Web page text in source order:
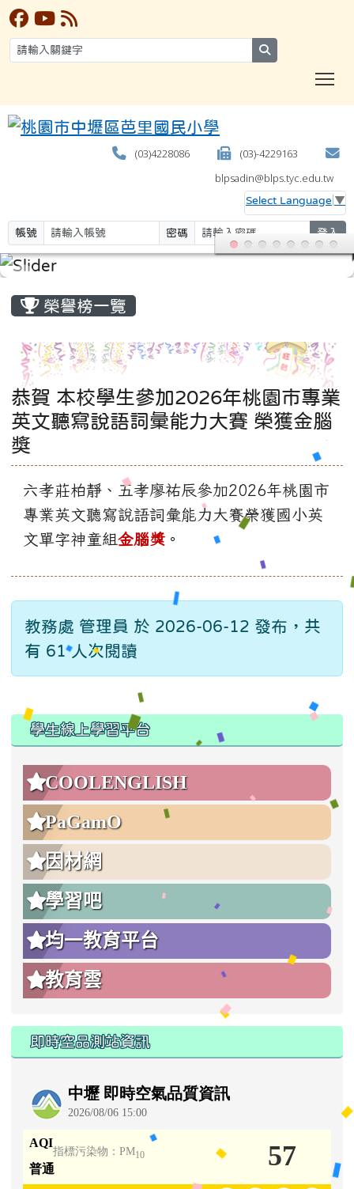
(03)4228086
(03)-4229163
blpsadin@blps.tyc.edu.tw
Select Language ▼
帳號 密碼 登入
榮譽榜一覽
恭賀 本校學生參加2026年桃園市專業
英文聽寫說語詞彙能力大賽 榮獲金腦
獎
六孝莊柏靜、五孝廖祐辰參加2026年桃園市
專業英文聽寫說語詞彙能力大賽榮獲國小英
文單字神童組金腦獎 。
教務處 管理員 於 2026-06-12 發布，共
有 61 人次閱讀
學生線上學習平台
COOLENGLISH
PaGamO
因材網
學習吧
均一教育平台
教育雲
即時空品測站資訊